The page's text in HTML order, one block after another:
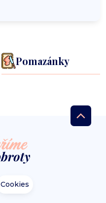
Pomazánky
Cookies